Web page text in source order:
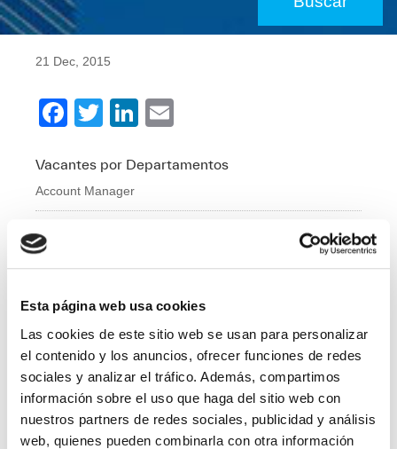
Esta página web usa cookies
Las cookies de este sitio web se usan para personalizar
el contenido y los anuncios, ofrecer funciones de redes
sociales y analizar el tráfico. Además, compartimos
información sobre el uso que haga del sitio web con
nuestros partners de redes sociales, publicidad y análisis
web, quienes pueden combinarla con otra información
21 Dec, 2015
F
c
e
k
T
tt
er
Li
k
ail
Vacantes por Departamentos
Account Manager
Administración y Finanzas
Calidad
Compras
IT
Logí­stica
Managed Services